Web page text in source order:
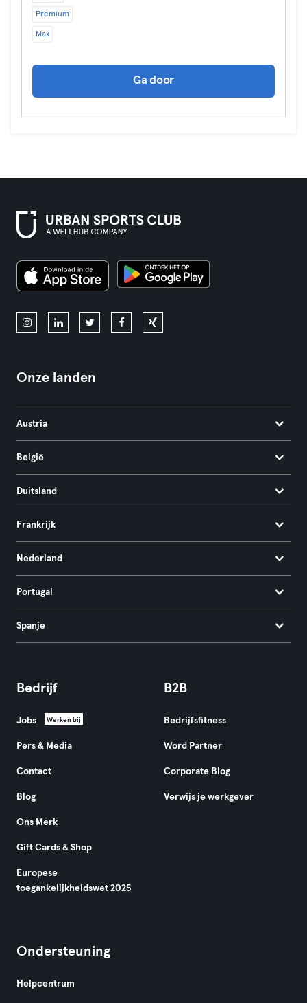
Premium
Max
Ga door
Onze landen
Austria
België
Duitsland
Frankrijk
Nederland
Portugal
Spanje
Bedrijf
Jobs Werken bij
Pers & Media
Contact
Blog
Ons Merk
Gift Cards & Shop
Europese
toegankelijkheidswet 2025
B2B
Bedrijfsfitness
Word Partner
Corporate Blog
Verwijs je werkgever
Ondersteuning
Helpcentrum